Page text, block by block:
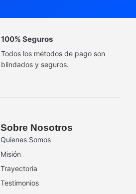
100% Seguros
Todos los métodos de pago son
blindados y seguros.
Sobre Nosotros
Quienes Somos
Misión
Trayectoria
Testimonios